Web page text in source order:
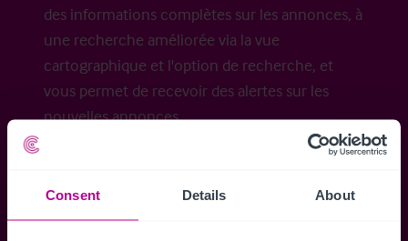
Consent Details About
des informations complètes sur les annonces, à
une recherche améliorée via la vue
cartographique et l'option de recherche, et
vous permet de recevoir des alertes sur les
nouvelles annonces.
Accéder à tous les détails